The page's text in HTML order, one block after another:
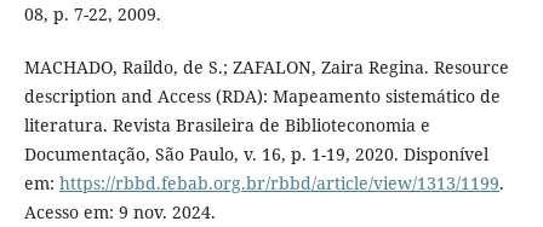
08, p. 7-22, 2009.
MACHADO, Raildo, de S.; ZAFALON, Zaira Regina. Resource
description and Access (RDA): Mapeamento sistemático de
literatura. Revista Brasileira de Biblioteconomia e
Documentação, São Paulo, v. 16, p. 1-19, 2020. Disponível
em: https://rbbd.febab.org.br/rbbd/article/view/1313/1199.
Acesso em: 9 nov. 2024.